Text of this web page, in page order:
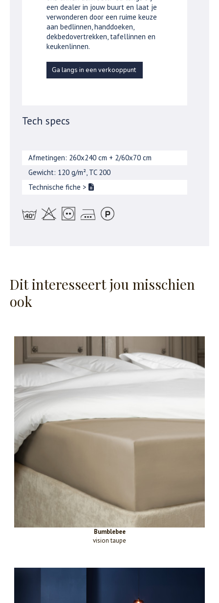
een dealer in jouw buurt en laat je
verwonderen door een ruime keuze
aan bedlinnen, handdoeken,
dekbedovertrekken, tafellinnen en
keukenlinnen.
Ga langs in een verkooppunt
Tech specs
Afmetingen: 260x240 cm + 2/60x70 cm
Gewicht: 120 g/m², TC 200
Technische fiche >
Dit interesseert jou misschien
ook
Bumblebee
vision taupe